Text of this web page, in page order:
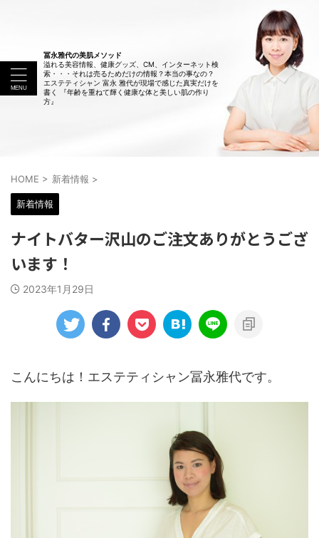
冨永雅代の美肌メソッド
溢れる美容情報、健康グッズ、CM、インターネット検
索・・・それは売るためだけの情報？本当の事なの？
エステティシャン 富永 雅代が現場で感じた真実だけを
書く 『年齢を重ねて輝く健康な体と美しい肌の作り
方』
HOME > 新着情報 >
新着情報
ナイトバター沢山のご注文ありがとうござ
います！
2023年1月29日
こんにちは！エステティシャン冨永雅代です。